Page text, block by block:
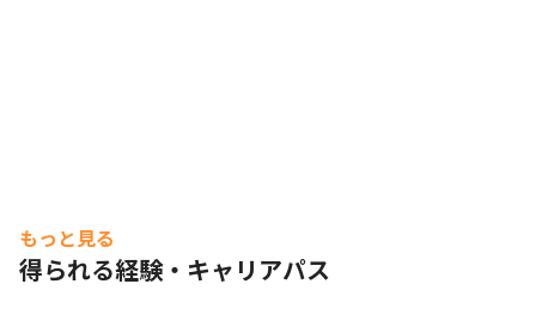
もっと見る
得られる経験・キャリアパス